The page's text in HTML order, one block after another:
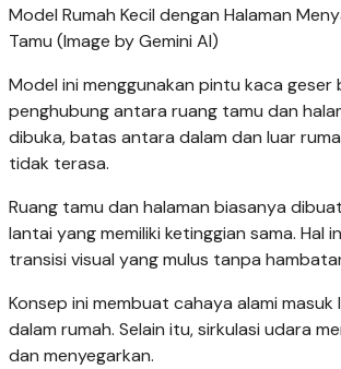
Model Rumah Kecil dengan Halaman
Tamu (Image by Gemini AI)
Model ini menggunakan pintu kaca geser
penghubung antara ruang tamu dan
dibuka, batas antara dalam dan luar
tidak terasa.
Ruang tamu dan halaman biasanya
lantai yang memiliki ketinggian sama. Hal
transisi visual yang mulus tanpa
Konsep ini membuat cahaya alami masuk
dalam rumah. Selain itu, sirkulasi udara
dan menyegarkan.